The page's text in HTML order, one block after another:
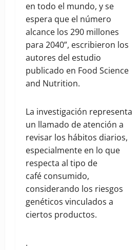
en todo el mundo, y se
espera que el número
alcance los 290 millones
para 2040”, escribieron los
autores del estudio
publicado en Food Science
and Nutrition.
La investigación representa
un llamado de atención a
revisar los hábitos diarios,
especialmente en lo que
respecta al tipo de
café consumido,
considerando los riesgos
genéticos vinculados a
ciertos productos.
.